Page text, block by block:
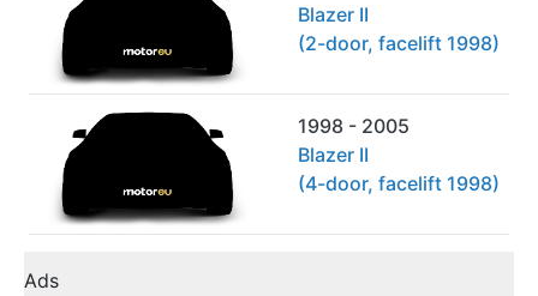
Blazer II
(2-door, facelift 1998)
1998 - 2005
Blazer II
(4-door, facelift 1998)
Ads